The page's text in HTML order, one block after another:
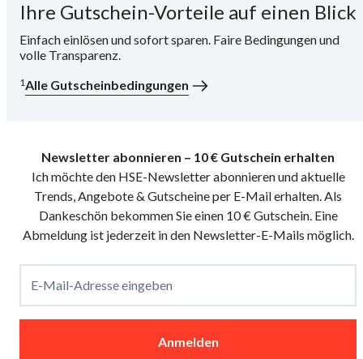
Ihre Gutschein-Vorteile auf einen Blick
Einfach einlösen und sofort sparen. Faire Bedingungen und
volle Transparenz.
1Alle Gutscheinbedingungen
Newsletter abonnieren – 10 € Gutschein erhalten
Ich möchte den HSE-Newsletter abonnieren und aktuelle
Trends, Angebote & Gutscheine per E-Mail erhalten. Als
Dankeschön bekommen Sie einen 10 € Gutschein. Eine
Abmeldung ist jederzeit in den Newsletter-E-Mails möglich.
E-Mail-Adresse eingeben
Anmelden